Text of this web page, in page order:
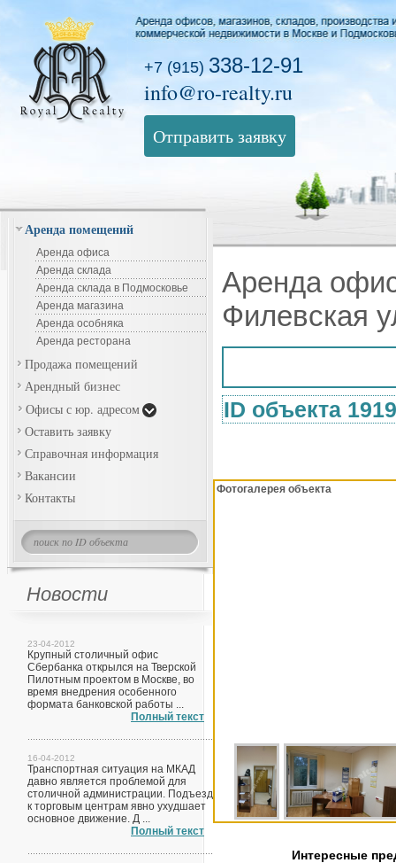
+7 (915) 338-12-91
info@ro-realty.ru
Отправить заявку
Аренда помещений
Аренда офиса
Аренда склада
Аренда склада в Подмосковье
Аренда магазина
Аренда особняка
Аренда ресторана
Продажа помещений
Арендный бизнес
Офисы с юр. адресом
Оставить заявку
Справочная информация
Вакансии
Контакты
Новости
23-04-2012
Крупный столичный офис
Сбербанка открылся на Тверской
Пилотным проектом в Москве, во
время внедрения особенного
формата банковской работы ...
Полный текст
16-04-2012
Транспортная ситуация на МКАД
давно является проблемой для
столичной администрации. Подъезд
к торговым центрам явно ухудшает
основное движение. Д ...
Полный текст
Аренда
Филевская
ID объекта
Фотогалерея объекта
Интересные